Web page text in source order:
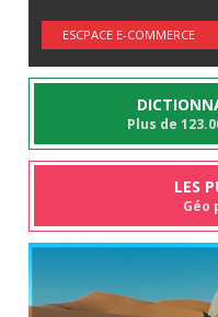
ESCPACE E-COMMERCE
Plus de
LES
Géo